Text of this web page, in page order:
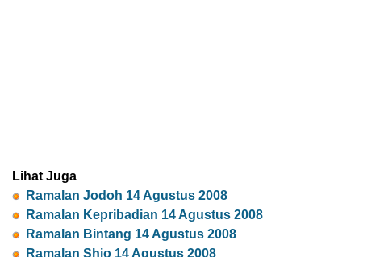
Lihat Juga
Ramalan Jodoh 14 Agustus 2008
Ramalan Kepribadian 14 Agustus 2008
Ramalan Bintang 14 Agustus 2008
Ramalan Shio 14 Agustus 2008